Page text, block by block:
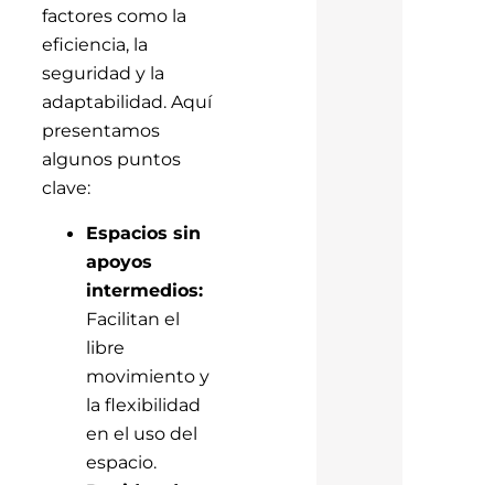
factores como la
eficiencia, la
seguridad y la
adaptabilidad. Aquí
presentamos
algunos puntos
clave:
Espacios sin
apoyos
intermedios:
Facilitan el
libre
movimiento y
la flexibilidad
en el uso del
espacio.